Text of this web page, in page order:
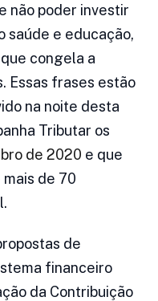
não poder investir
saúde e educação,
congela a
Essas frases estão
na noite desta
Tributar os
de 2020 e que
de 70
de
financeiro
da Contribuição